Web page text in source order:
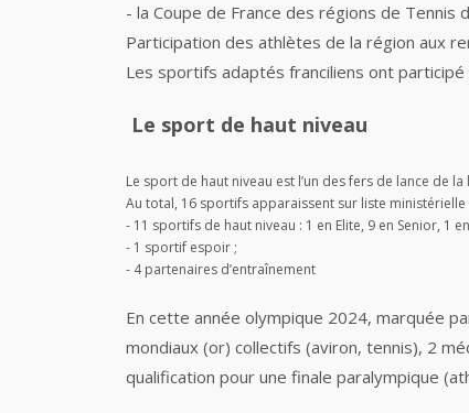
- la Coupe de France des régions de
Participation des athlètes de la région aux
Les sportifs adaptés franciliens ont participé
Le sport de haut niveau
Le sport de haut niveau est l’un des fers de lance de
Au total, 16 sportifs apparaissent sur liste ministérielle
- 11 sportifs de haut niveau : 1 en Elite, 9 en Senior, 1
- 1 sportif espoir ;
- 4 partenaires d’entraînement
En cette année olympique 2024, marquée
mondiaux (or) collectifs (aviron, tennis), 2
qualification pour une finale paralympique